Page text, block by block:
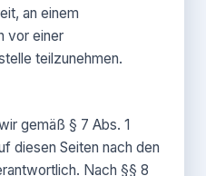
an einem
vor einer
teilzunehmen.
gemäß § 7 Abs. 1
diesen Seiten nach den
Nach §§ 8